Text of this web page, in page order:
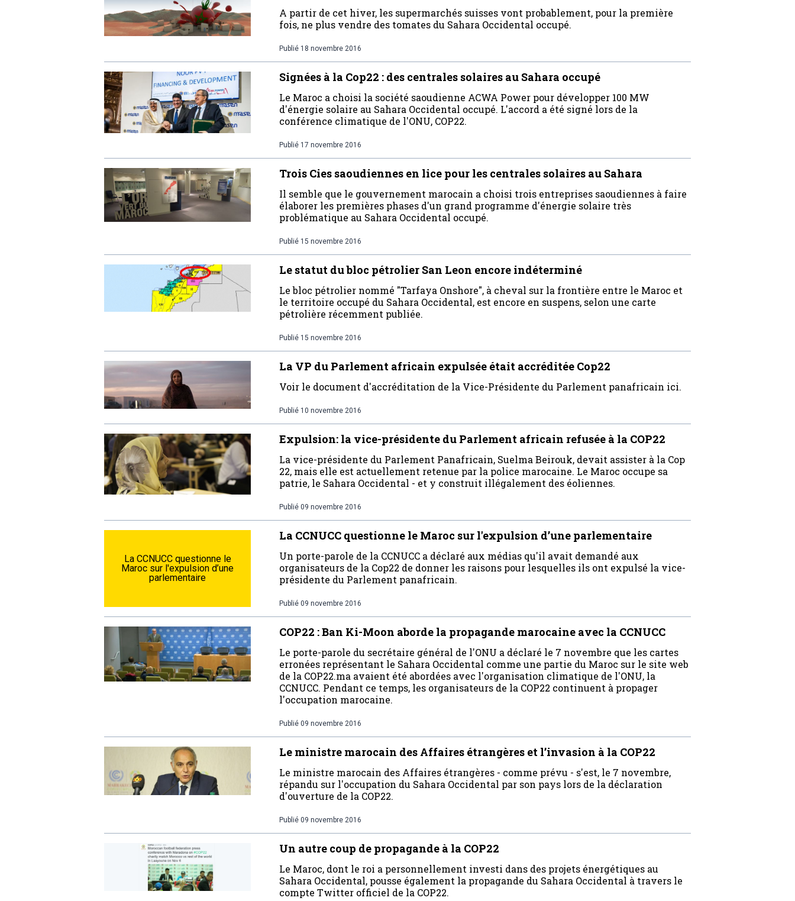
A partir de cet hiver, les supermarchés suisses vont probablement, pour la première
fois, ne plus vendre des tomates du Sahara Occidental occupé.
Publié 18 novembre 2016
Signées à la Cop22 : des centrales solaires au Sahara occupé
Le Maroc a choisi la société saoudienne ACWA Power pour développer 100 MW
d'énergie solaire au Sahara Occidental occupé. L'accord a été signé lors de la
conférence climatique de l'ONU, COP22.
Publié 17 novembre 2016
Trois Cies saoudiennes en lice pour les centrales solaires au Sahara
Il semble que le gouvernement marocain a choisi trois entreprises saoudiennes à faire
élaborer les premières phases d'un grand programme d'énergie solaire très
problématique au Sahara Occidental occupé.
Publié 15 novembre 2016
Le statut du bloc pétrolier San Leon encore indéterminé
Le bloc pétrolier nommé "Tarfaya Onshore", à cheval sur la frontière entre le Maroc et
le territoire occupé du Sahara Occidental, est encore en suspens, selon une carte
pétrolière récemment publiée.
Publié 15 novembre 2016
La VP du Parlement africain expulsée était accréditée Cop22
Voir le document d'accréditation de la Vice-Présidente du Parlement panafricain ici.
Publié 10 novembre 2016
Expulsion: la vice-présidente du Parlement africain refusée à la COP22
La vice-présidente du Parlement Panafricain, Suelma Beirouk, devait assister à la Cop
22, mais elle est actuellement retenue par la police marocaine. Le Maroc occupe sa
patrie, le Sahara Occidental - et y construit illégalement des éoliennes.
Publié 09 novembre 2016
La CCNUCC questionne le
Maroc sur l'expulsion d’une
parlementaire
La CCNUCC questionne le Maroc sur l'expulsion d’une parlementaire
Un porte-parole de la CCNUCC a déclaré aux médias qu'il avait demandé aux
organisateurs de la Cop22 de donner les raisons pour lesquelles ils ont expulsé la vice-
présidente du Parlement panafricain.
Publié 09 novembre 2016
COP22 : Ban Ki-Moon aborde la propagande marocaine avec la CCNUCC
Le porte-parole du secrétaire général de l'ONU a déclaré le 7 novembre que les cartes
erronées représentant le Sahara Occidental comme une partie du Maroc sur le site web
de la COP22.ma avaient été abordées avec l'organisation climatique de l'ONU, la
CCNUCC. Pendant ce temps, les organisateurs de la COP22 continuent à propager
l'occupation marocaine.
Publié 09 novembre 2016
Le ministre marocain des Affaires étrangères et l’invasion à la COP22
Le ministre marocain des Affaires étrangères - comme prévu - s'est, le 7 novembre,
répandu sur l'occupation du Sahara Occidental par son pays lors de la déclaration
d'ouverture de la COP22.
Publié 09 novembre 2016
Un autre coup de propagande à la COP22
Le Maroc, dont le roi a personnellement investi dans des projets énergétiques au
Sahara Occidental, pousse également la propagande du Sahara Occidental à travers le
compte Twitter officiel de la COP22.